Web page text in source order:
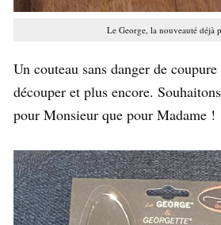
Le George, la nouveauté déjà
Un couteau sans danger de
découper et plus encore.
pour Monsieur que pour Madame !